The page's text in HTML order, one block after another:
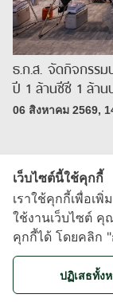
ธ.ก.ส. จัดกิจกรรม
ปี 1 ล้านซีซี 1 ล้าน
06 สิงหาคม 2569,
เว็บไซต์นี้ใช้คุกกี้
เราใช้คุกกี้เพื่อเ
ใช้งานเว็บไซต์ คุ
คุกกี้ได้ โดยคลิก
ปฏิเสธทั้ง